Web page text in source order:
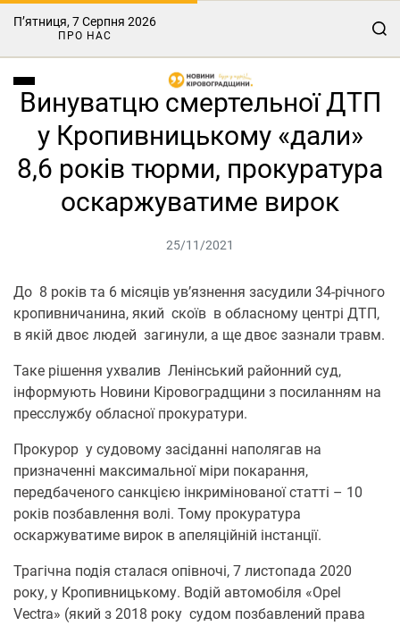
П’ятниця, 7 Серпня 2026
ПРО НАС
Винуватцю смертельної ДТП
у Кропивницькому «дали»
8,6 років тюрми, прокуратура
оскаржуватиме вирок
25/11/2021
До 8 років та 6 місяців ув’язнення засудили 34-річного
кропивничанина, який скоїв в обласному центрі ДТП,
в якій двоє людей загинули, а ще двоє зазнали травм.
Таке рішення ухвалив Ленінський районний суд,
інформують Новини Кіровоградщини з посиланням на
пресслужбу обласної прокуратури.
Прокурор у судовому засіданні наполягав на
призначенні максимальної міри покарання,
передбаченого санкцією інкримінованої статті – 10
років позбавлення волі. Тому прокуратура
оскаржуватиме вирок в апеляційній інстанції.
Трагічна подія сталася опівночі, 7 листопада 2020
року, у Кропивницькому. Водій автомобіля «Opel
Vectra» (який з 2018 року судом позбавлений права